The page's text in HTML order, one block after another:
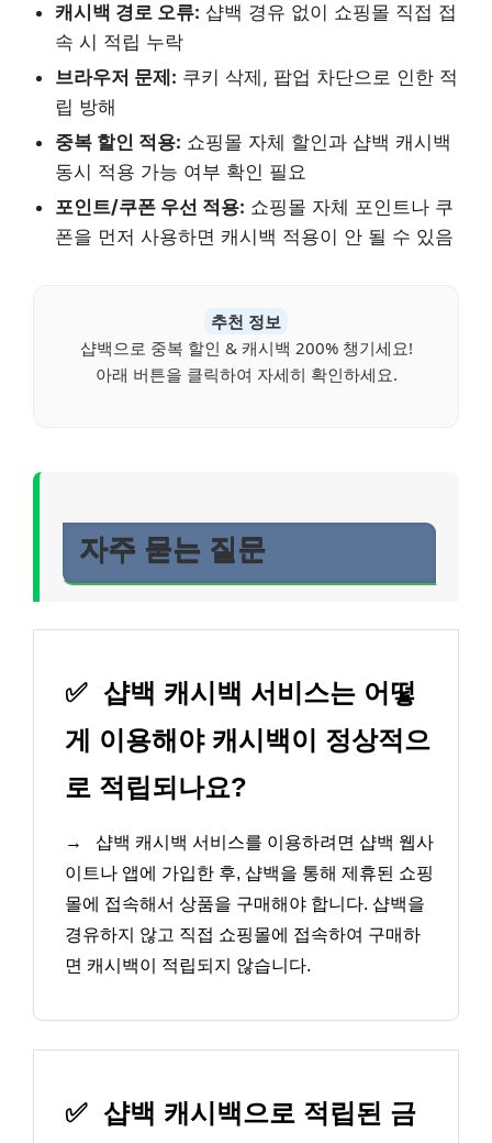
캐시백 경로 오류: 샵백 경유 없이 쇼핑몰 직접 접
속 시 적립 누락
브라우저 문제: 쿠키 삭제, 팝업 차단으로 인한 적
립 방해
중복 할인 적용: 쇼핑몰 자체 할인과 샵백 캐시백
동시 적용 가능 여부 확인 필요
포인트/쿠폰 우선 적용: 쇼핑몰 자체 포인트나 쿠
폰을 먼저 사용하면 캐시백 적용이 안 될 수 있음
추천 정보
샵백으로 중복 할인 & 캐시백 200% 챙기세요!
아래 버튼을 클릭하여 자세히 확인하세요.
자주 묻는 질문
✅ 샵백 캐시백 서비스는 어떻
게 이용해야 캐시백이 정상적으
로 적립되나요?
→
샵백 캐시백 서비스를 이용하려면 샵백 웹사
이트나 앱에 가입한 후, 샵백을 통해 제휴된 쇼핑
몰에 접속해서 상품을 구매해야 합니다. 샵백을
경유하지 않고 직접 쇼핑몰에 접속하여 구매하
면 캐시백이 적립되지 않습니다.
✅ 샵백 캐시백으로 적립된 금